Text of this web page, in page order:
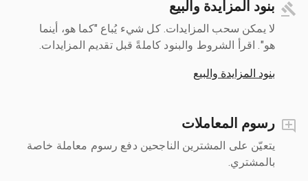
بنود المزايدة والبيع
لا يمكن سحب المزايدات. كل شيء يُباع "كما هو، أينما
هو". اقرأ الشروط والبنود كاملةً قبل تقديم المزايدات.
بنود المزايدة والبيع
رسوم المعاملات
يتعيّن على المشترين الناجحين دفع رسوم معاملة خاصة
بالمشتري.